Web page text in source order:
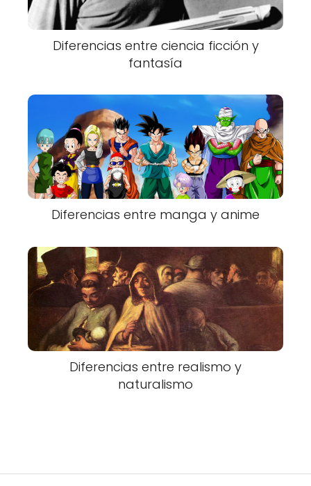
Diferencias entre ciencia ficción y
fantasía
Diferencias entre manga y anime
Diferencias entre realismo y
naturalismo